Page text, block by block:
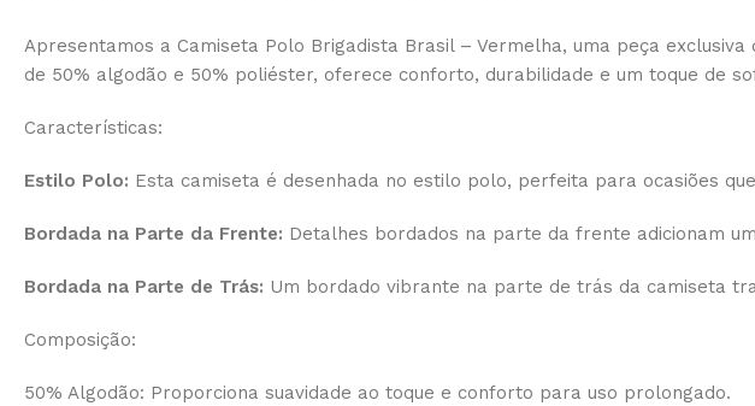
Apresentamos a Camiseta Polo Brigadista Brasil – Vermelha, uma peça
de 50% algodão e 50% poliéster, oferece conforto, durabilidade e um toque de
Características:
Estilo Polo: Esta camiseta é desenhada no estilo polo, perfeita para ocasiões
Bordada na Parte da Frente: Detalhes bordados na parte da frente adicionam
Bordada na Parte de Trás: Um bordado vibrante na parte de trás da camiseta
Composição:
50% Algodão: Proporciona suavidade ao toque e conforto para uso prolongado.